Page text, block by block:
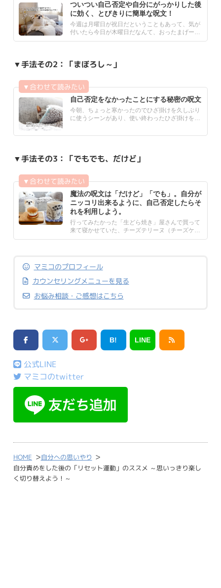
ついつい自己否定や自分にがっかりした後
に効く、とびきりに簡単な呪文！
今週は月曜日が祝日だということもあって、気が
付いたら今日が木曜日だなんて、おったまげーー
ー。（← バブリーにお.....
▼手法その2：「まぼろし～」
自己否定をなかったことにする秘密の呪文
今朝、ちょっと寒かったのでひざ掛けを久しぶり
に使うシーンがあり、使い終わったひざ掛けをソ
▼手法その3：「でもでも、だけど」
魔法の呪文は「だけど」「でも」。自分が
ニッコリ出来るように、自己否定したらそ
れを利用しよう。
行ってみたかった「生どら焼き」屋さんで買って
来て寝かせていた、チーズテリーヌ（チーズケー
キの濃厚版）が挟まった.....
マミコのプロフィール
カウンセリングメニューを見る
お悩み相談・ご感想はこちら
B! LINE
公式LINE
マミコのtwitter
HOME >自分への思いやり >
自分責めをした後の「リセット運動」のススメ ～思いっきり楽し
く切り替えよう！～